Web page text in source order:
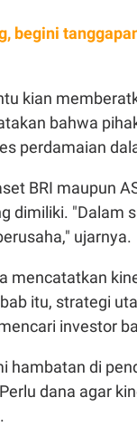
begini
kian
bahwa
perdamaian
BRI maupun
dimiliki. "Dalam
ujarnya.
mencatatkan
itu, strategi
investor
hambatan di
dana agar